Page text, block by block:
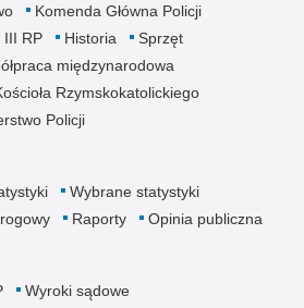
Komenda Główna Policji
III RP Historia
Sprzęt
międzynarodowa
Rzymskokatolickiego
Policji
Wybrane statystyki
Raporty Opinia publiczna
Wyroki sądowe